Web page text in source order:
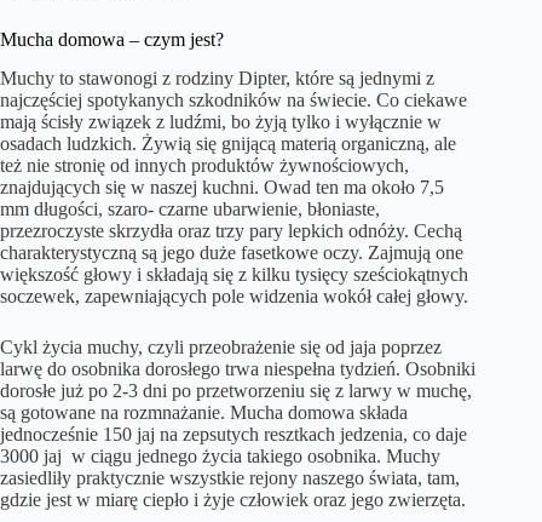
Mucha domowa – czym jest?
Muchy to stawonogi z rodziny Dipter, które są jednymi z
najczęściej spotykanych szkodników na świecie. Co ciekawe
mają ścisły związek z ludźmi, bo żyją tylko i wyłącznie w
osadach ludzkich. Żywią się gnijącą materią organiczną, ale
też nie stronię od innych produktów żywnościowych,
znajdujących się w naszej kuchni. Owad ten ma około 7,5
mm długości, szaro- czarne ubarwienie, błoniaste,
przezroczyste skrzydła oraz trzy pary lepkich odnóży. Cechą
charakterystyczną są jego duże fasetkowe oczy. Zajmują one
większość głowy i składają się z kilku tysięcy sześciokątnych
soczewek, zapewniających pole widzenia wokół całej głowy.
Cykl życia muchy, czyli przeobrażenie się od jaja poprzez
larwę do osobnika dorosłego trwa niespełna tydzień. Osobniki
dorosłe już po 2-3 dni po przetworzeniu się z larwy w muchę,
są gotowane na rozmnażanie. Mucha domowa składa
jednocześnie 150 jaj na zepsutych resztkach jedzenia, co daje
3000 jaj w ciągu jednego życia takiego osobnika. Muchy
zasiedliły praktycznie wszystkie rejony naszego świata, tam,
gdzie jest w miarę ciepło i żyje człowiek oraz jego zwierzęta.